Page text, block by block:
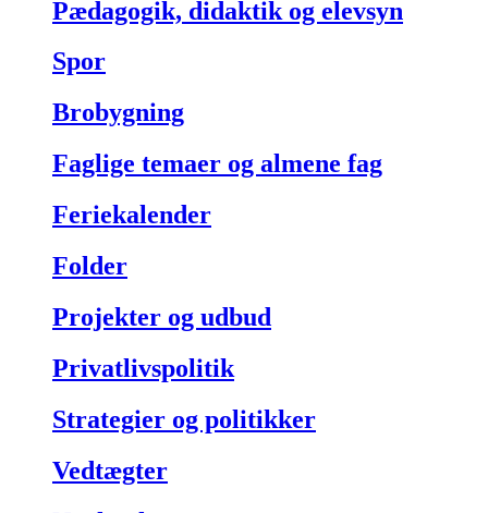
Pædagogik, didaktik og elevsyn
Spor
Brobygning
Faglige temaer og almene fag
Feriekalender
Folder
Projekter og udbud
Privatlivspolitik
Strategier og politikker
Vedtægter